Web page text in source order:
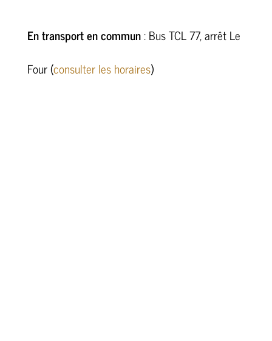
En transport en commun: Bus TCL 77, arrêt Le
Four (consulter les horaires)